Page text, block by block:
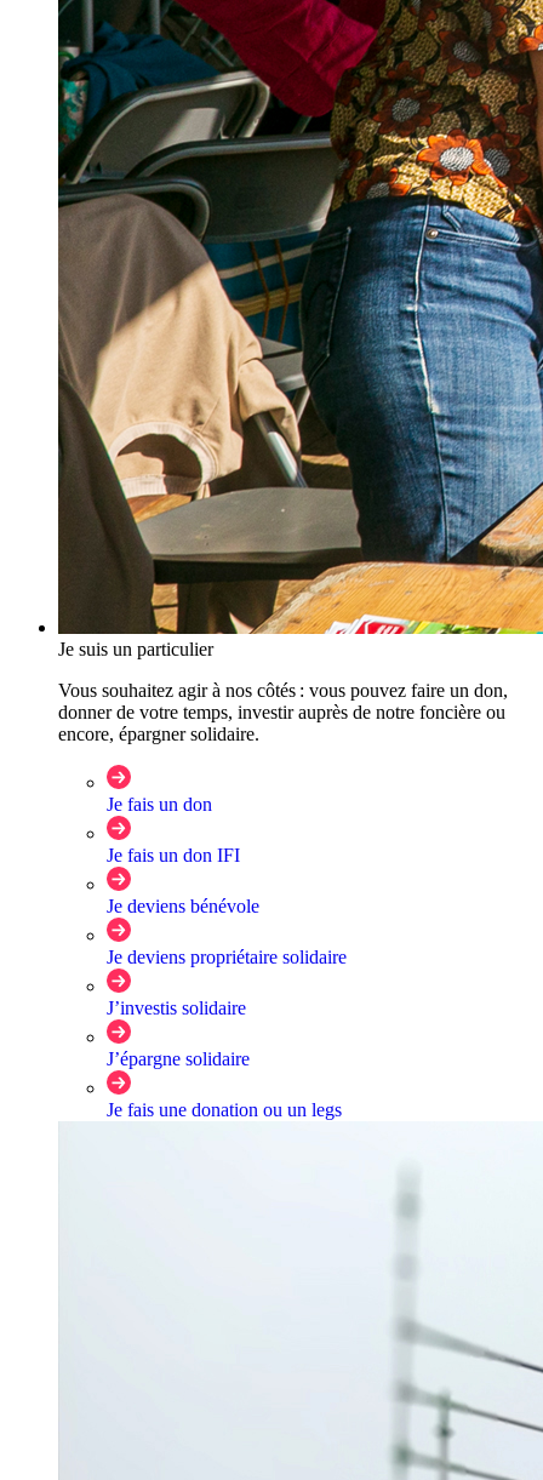
Je suis un particulier
Vous souhaitez agir à nos côtés : vous pouvez faire un don,
donner de votre temps, investir auprès de notre foncière ou
encore, épargner solidaire.
Je fais un don
Je fais un don IFI
Je deviens bénévole
Je deviens propriétaire solidaire
J’investis solidaire
J’épargne solidaire
Je fais une donation ou un legs